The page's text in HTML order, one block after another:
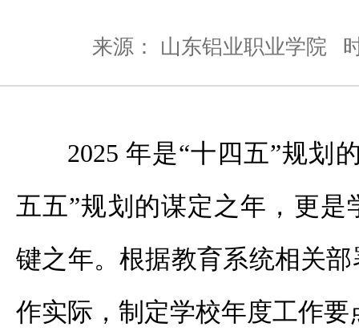
来源： 山东铝业职业学院
2025 年是“十四五”规划
五五”规划的谋定之年，更是
键之年。根据教育系统相关
作实际，制定学校年度工作要